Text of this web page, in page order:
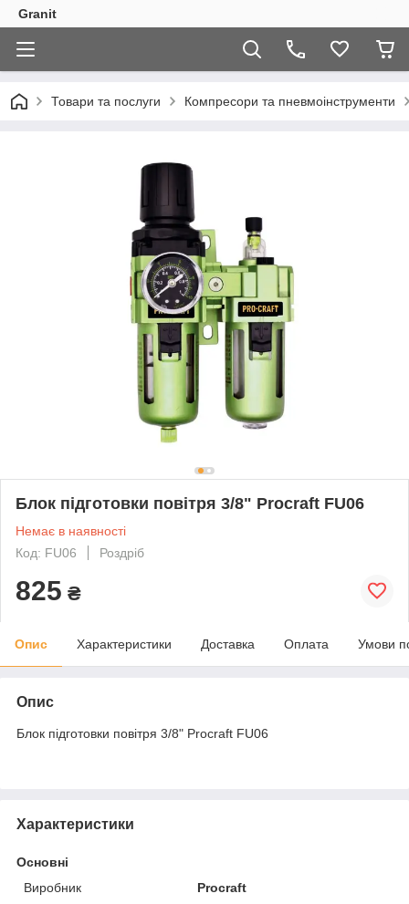
Granit
Товари та послуги Компресори та пневмоінструменти
Блок підготовки повітря 3/8" Procraft FU06
Немає в наявності
Код: FU06
Роздріб
825 ₴
Опис Характеристики Доставка Оплата Умови
Опис
Блок підготовки повітря 3/8" Procraft FU06
Характеристики
Основні
Виробник
Procraft